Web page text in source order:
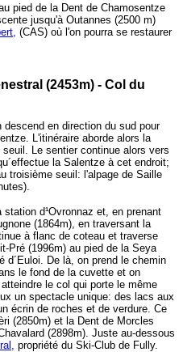
pied de la Dent de Chamosentze
jusqu'à Outannes (2500 m)
(CAS) où l'on pourra se restaurer
(2453m) - Col du
descend en direction du sud pour
L'itinéraire aborde alors la
Le sentier continue alors vers
la Salentze à cet endroit;
troisième seuil: l'alpage de Saille
d¹Ovronnaz et, en prenant
(1864m), en traversant la
à flanc de coteau et traverse
Pré (1996m) au pied de la Seya
d´Euloi. De là, on prend le chemin
le fond de la cuvette et on
le col qui porte le même
un spectacle unique: des lacs aux
écrin de roches et de verdure. Ce
(2850m) et la Dent de Morcles
(2898m). Juste au-dessous
propriété du Ski-Club de Fully.